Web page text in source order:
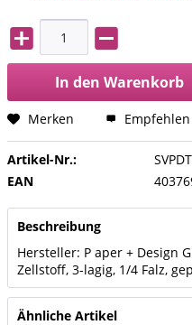
In den Warenkorb
Merken Empfehlen
Artikel-Nr.:
EAN
Beschreibung
Hersteller: P aper + Design
Zellstoff, 3-lagig, 1/4 Falz,
Ähnliche Artikel